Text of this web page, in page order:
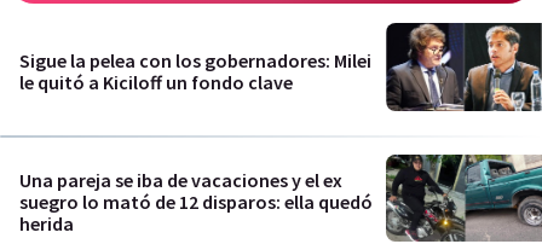
Sigue la pelea con los gobernadores: Milei
le quitó a Kiciloff un fondo clave
Una pareja se iba de vacaciones y el ex
suegro lo mató de 12 disparos: ella quedó
herida